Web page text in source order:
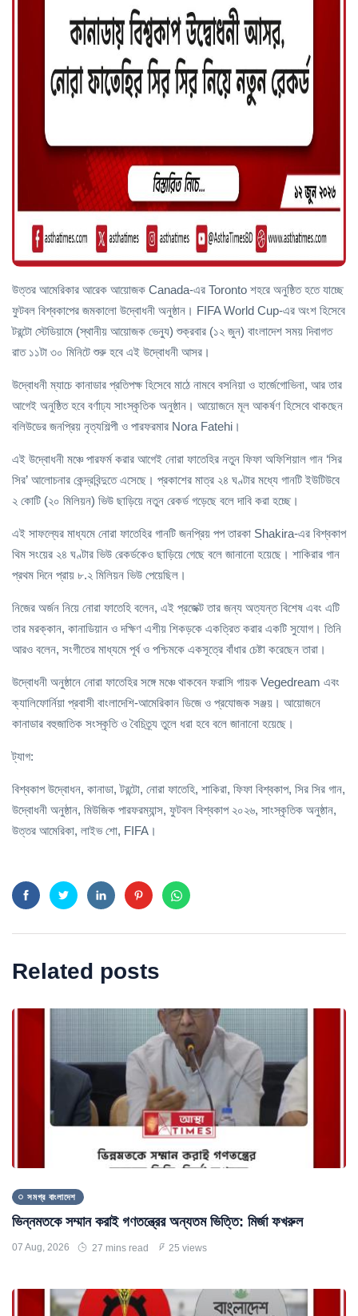
উত্তর আমেরিকার আরেক আয়োজক Canada-এর Toronto শহরে অনুষ্ঠিত হতে যাচ্ছে
ফুটবল বিশ্বকাপের জমকালো উদ্বোধনী অনুষ্ঠান। FIFA World Cup-এর অংশ হিসেবে
টরন্টো স্টেডিয়ামে (স্থানীয় আয়োজক ভেন্যু) শুক্রবার (১২ জুন) বাংলাদেশ সময় দিবাগত
রাত ১১টা ৩০ মিনিটে শুরু হবে এই উদ্বোধনী আসর।
উদ্বোধনী ম্যাচে কানাডার প্রতিপক্ষ হিসেবে মাঠে নামবে বসনিয়া ও হার্জেগোভিনা, আর তার
আগেই অনুষ্ঠিত হবে বর্ণাঢ্য সাংস্কৃতিক অনুষ্ঠান। আয়োজনে মূল আকর্ষণ হিসেবে থাকছেন
বলিউডের জনপ্রিয় নৃত্যশিল্পী ও পারফরমার Nora Fatehi।
এই উদ্বোধনী মঞ্চে পারফর্ম করার আগেই নোরা ফাতেহির নতুন ফিফা অফিশিয়াল গান ‘সির
সির’ আলোচনার কেন্দ্রবিন্দুতে এসেছে। প্রকাশের মাত্র ২৪ ঘণ্টার মধ্যে গানটি ইউটিউবে
২ কোটি (২০ মিলিয়ন) ভিউ ছাড়িয়ে নতুন রেকর্ড গড়েছে বলে দাবি করা হচ্ছে।
এই সাফল্যের মাধ্যমে নোরা ফাতেহির গানটি জনপ্রিয় পপ তারকা Shakira-এর বিশ্বকাপ
থিম সংয়ের ২৪ ঘণ্টার ভিউ রেকর্ডকেও ছাড়িয়ে গেছে বলে জানানো হয়েছে। শাকিরার গান
প্রথম দিনে প্রায় ৮.২ মিলিয়ন ভিউ পেয়েছিল।
নিজের অর্জন নিয়ে নোরা ফাতেহি বলেন, এই প্রজেক্ট তার জন্য অত্যন্ত বিশেষ এবং এটি
তার মরক্কান, কানাডিয়ান ও দক্ষিণ এশীয় শিকড়কে একত্রিত করার একটি সুযোগ। তিনি
আরও বলেন, সংগীতের মাধ্যমে পূর্ব ও পশ্চিমকে একসূত্রে বাঁধার চেষ্টা করেছেন তারা।
উদ্বোধনী অনুষ্ঠানে নোরা ফাতেহির সঙ্গে মঞ্চে থাকবেন ফরাসি গায়ক Vegedream এবং
ক্যালিফোর্নিয়া প্রবাসী বাংলাদেশি-আমেরিকান ডিজে ও প্রযোজক সঞ্জয়। আয়োজনে
কানাডার বহুজাতিক সংস্কৃতি ও বৈচিত্র্য তুলে ধরা হবে বলে জানানো হয়েছে।
ট্যাগ:
বিশ্বকাপ উদ্বোধন, কানাডা, টরন্টো, নোরা ফাতেহি, শাকিরা, ফিফা বিশ্বকাপ, সির সির গান,
উদ্বোধনী অনুষ্ঠান, মিউজিক পারফরম্যান্স, ফুটবল বিশ্বকাপ ২০২৬, সাংস্কৃতিক অনুষ্ঠান,
উত্তর আমেরিকা, লাইভ শো, FIFA।
Related posts
সমগ্র বাংলাদেশ
ভিন্নমতকে সম্মান করাই গণতন্ত্রের অন্যতম ভিত্তি: মির্জা ফখরুল
07 Aug, 2026 27 mins read 25 views